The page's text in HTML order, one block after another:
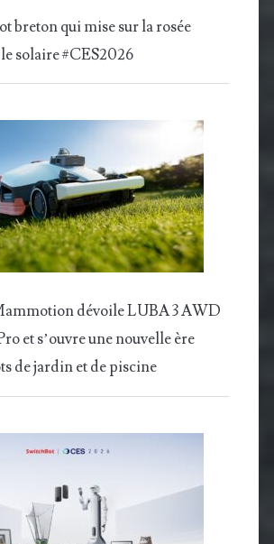
breton qui mise sur la rosée
solaire #CES2026
dévoile LUBA 3 AWD
et s’ouvre une nouvelle ère
de jardin et de piscine